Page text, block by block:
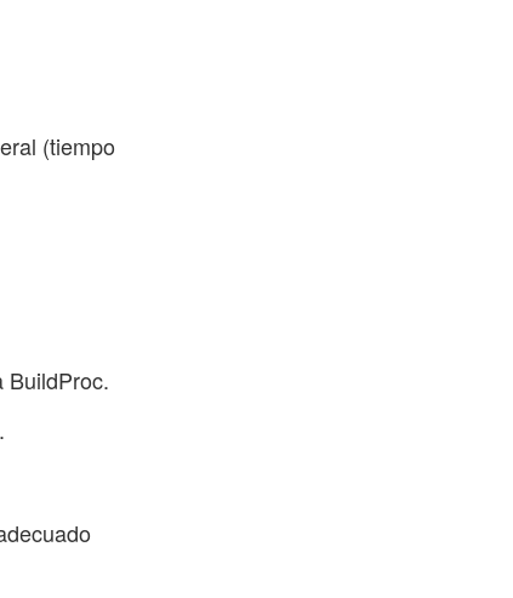
(tiempo
BuildProc.